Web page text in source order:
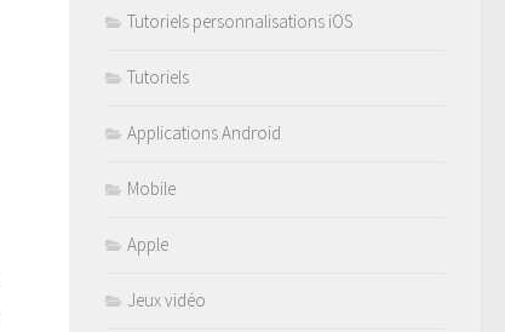
Tutoriels personnalisations iOS
Tutoriels
Applications Android
Mobile
Apple
Jeux vidéo